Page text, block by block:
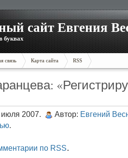
сайт Евгения
буквах
связь Карта сайта RSS
2007. Автор: Евгений
.
по RSS.